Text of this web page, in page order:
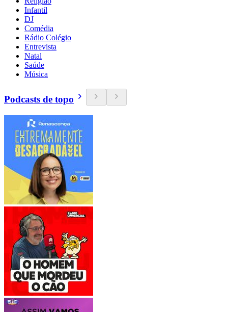
Infantil
DJ
Comédia
Rádio Colégio
Entrevista
Natal
Saúde
Música
Podcasts de topo